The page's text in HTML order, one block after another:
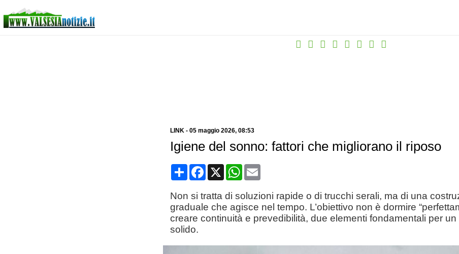
LINK- 05 maggio 2026, 08:53
Igiene del sonno: fattori che migliorano il riposo
CondividiFacebook
X WhatsApp
Email
Non si tratta di soluzioni rapide o di trucchi serali, ma di una
graduale che agisce nel tempo. L’obiettivo non è dormire
creare continuità e prevedibilità, due elementi fondamentali per un
solido.